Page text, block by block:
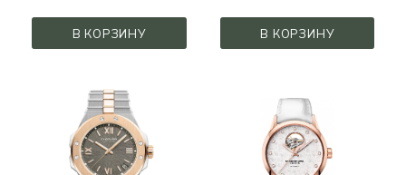
В КОРЗИНУ В КОРЗИНУ